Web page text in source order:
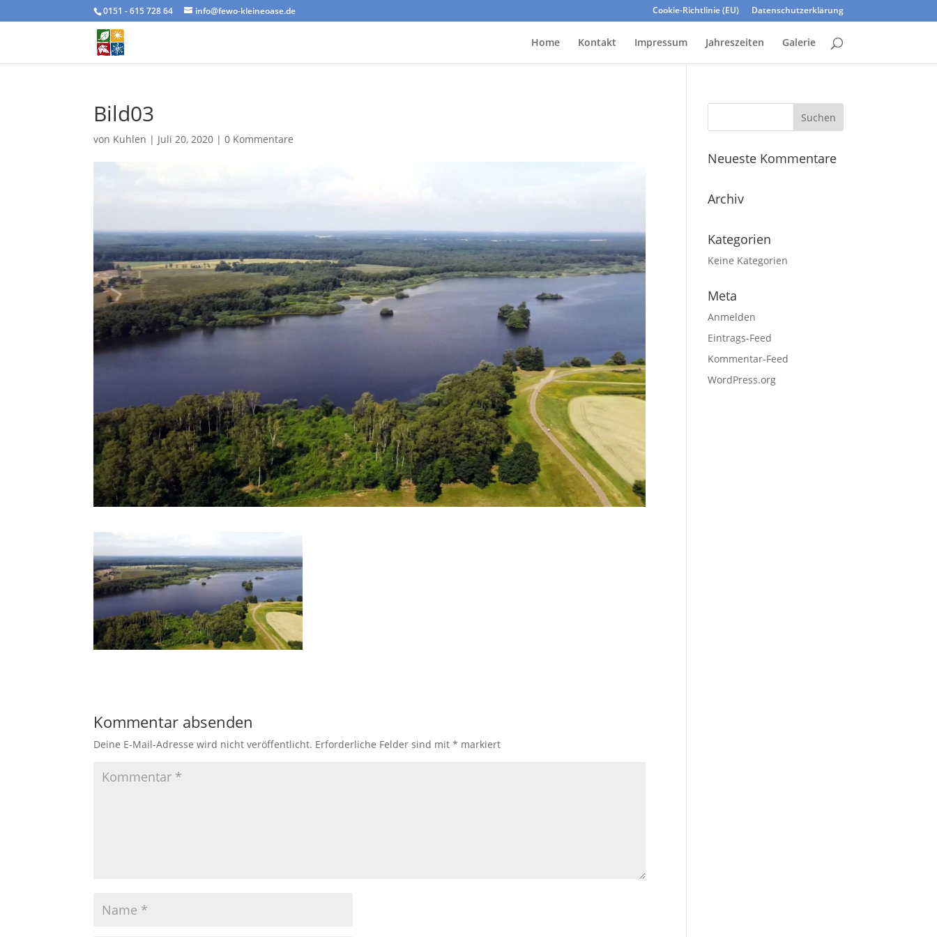
0151 - 615 728 64 info@fewo-kleineoase.de Cookie-Richtlinie (EU) Datenschutzerklärung
Home Kontakt Impressum Jahreszeiten Galerie
Bild03
von Kuhlen | Juli 20, 2020 |0 Kommentare
Kommentar absenden
Deine E-Mail-Adresse wird nicht veröffentlicht. Erforderliche Felder sind mit* markiert
Neueste Kommentare
Archiv
Kategorien
Keine Kategorien
Meta
Anmelden
Eintrags-Feed
Kommentar-Feed
WordPress.org